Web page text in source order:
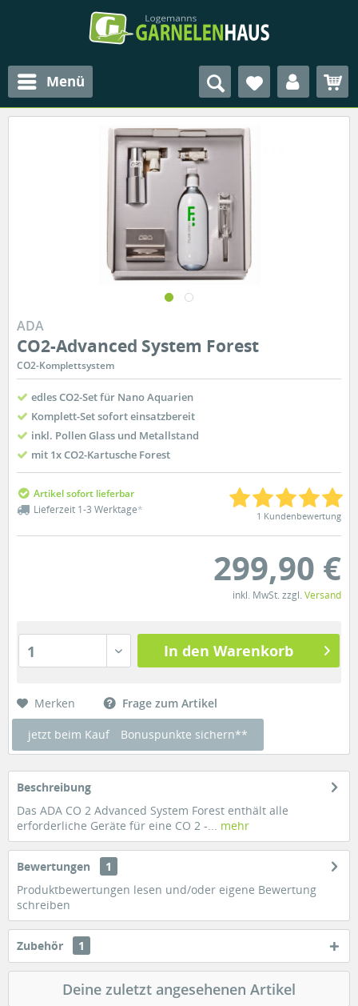
Menü
ADA
CO2-Advanced System Forest
CO2-Komplettsystem
edles CO2-Set für Nano Aquarien
Komplett-Set sofort einsatzbereit
inkl. Pollen Glass und Metallstand
mit 1x CO2-Kartusche Forest
Artikel sofort lieferbar
Lieferzeit 1-3 Werktage* 1 Kundenbewertung
299,90 €
inkl. MwSt. zzgl. Versand
1 In den Warenkorb
Merken Frage zum Artikel
jetzt beim Kauf Bonuspunkte sichern**
Beschreibung
Das ADA CO 2 Advanced System Forest enthält alle
erforderliche Geräte für eine CO 2 -... mehr
Bewertungen
1
Produktbewertungen lesen und/oder eigene Bewertung
schreiben
Zubehör 1
Deine zuletzt angesehenen Artikel